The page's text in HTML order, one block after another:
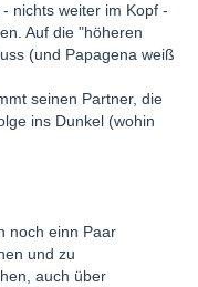
nichts weiter im Kopf -
Auf die "höheren
(und Papagena weiß
seinen Partner, die
ins Dunkel (wohin
noch einn Paar
und zu
auch über